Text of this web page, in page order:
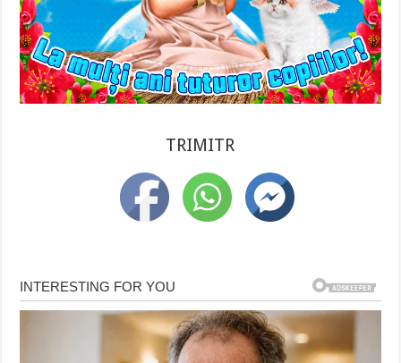
TRIMITR